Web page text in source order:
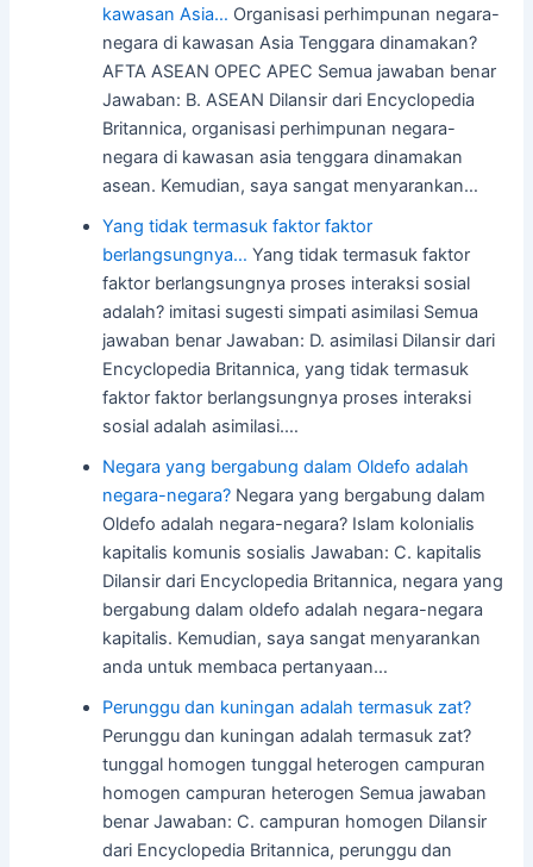
kawasan Asia… Organisasi perhimpunan negara-
negara di kawasan Asia Tenggara dinamakan?
AFTA ASEAN OPEC APEC Semua jawaban benar
Jawaban: B. ASEAN Dilansir dari Encyclopedia
Britannica, organisasi perhimpunan negara-
negara di kawasan asia tenggara dinamakan
asean. Kemudian, saya sangat menyarankan…
Yang tidak termasuk faktor faktor
berlangsungnya… Yang tidak termasuk faktor
faktor berlangsungnya proses interaksi sosial
adalah? imitasi sugesti simpati asimilasi Semua
jawaban benar Jawaban: D. asimilasi Dilansir dari
Encyclopedia Britannica, yang tidak termasuk
faktor faktor berlangsungnya proses interaksi
sosial adalah asimilasi.…
Negara yang bergabung dalam Oldefo adalah
negara-negara? Negara yang bergabung dalam
Oldefo adalah negara-negara? Islam kolonialis
kapitalis komunis sosialis Jawaban: C. kapitalis
Dilansir dari Encyclopedia Britannica, negara yang
bergabung dalam oldefo adalah negara-negara
kapitalis. Kemudian, saya sangat menyarankan
anda untuk membaca pertanyaan…
Perunggu dan kuningan adalah termasuk zat?
Perunggu dan kuningan adalah termasuk zat?
tunggal homogen tunggal heterogen campuran
homogen campuran heterogen Semua jawaban
benar Jawaban: C. campuran homogen Dilansir
dari Encyclopedia Britannica, perunggu dan